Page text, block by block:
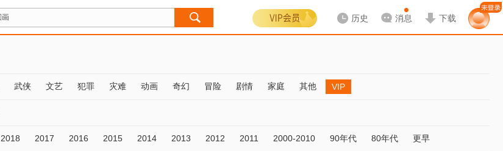
历史 消息 下载
武侠 文艺 犯罪 灾难 动画 奇幻 冒险 剧情 家庭 其他 VIP
2018 2017 2016 2015 2014 2013 2012 2011 2000-2010 90年代 80年代 更早